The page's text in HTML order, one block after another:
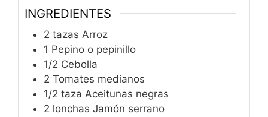
INGREDIENTES
2 tazas Arroz
1 Pepino o pepinillo
1/2 Cebolla
2 Tomates medianos
1/2 taza Aceitunas negras
2 lonchas Jamón serrano